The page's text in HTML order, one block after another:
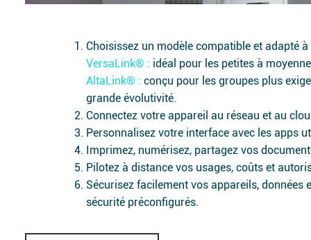
Choisissez un modèle compatible et adapté
VersaLink® : idéal pour les petites à
AltaLink® : conçu pour les groupes plus
grande évolutivité.
Connectez votre appareil au réseau et au
Personnalisez votre interface avec les apps
Imprimez, numérisez, partagez vos
Pilotez à distance vos usages, coûts et
Sécurisez facilement vos appareils,
sécurité préconfigurés.